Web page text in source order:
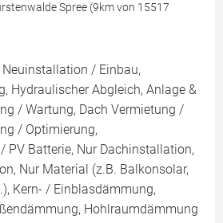
Spree (9km von 15517
Neuinstallation / Einbau,
Hydraulischer Abgleich, Anlage &
/ Wartung, Dach Vermietung /
/ Optimierung,
PV Batterie, Nur Dachinstallation,
Nur Material (z.B. Balkonsolar,
Kern- / Einblasdämmung,
Hohlraumdämmung